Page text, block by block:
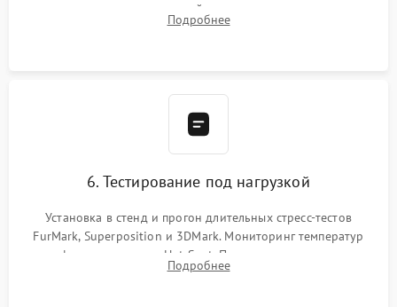
термопрокладок правильной толщины на память и цепи
питания. Монтаж радиатора и бэкплейта, подключение и
Подробнее
6. Тестирование под нагрузкой
Установка в стенд и прогон длительных стресс-тестов
FurMark, Superposition и 3DMark. Мониторинг температур
графического чипа и Hot Spot. Проверка на отсутствие
артефактов изображения, вылетов драйвера и зависаний.
Подробнее